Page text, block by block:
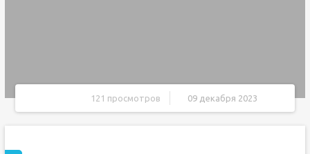
121 просмотров 09 декабря 2023